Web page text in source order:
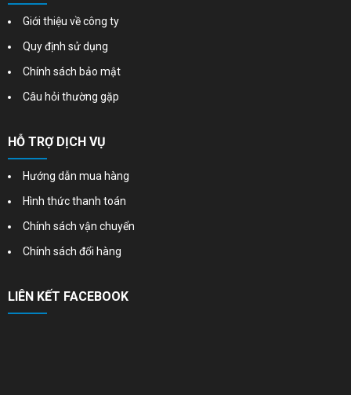
Giới thiệu về công ty
Quy định sử dụng
Chính sách bảo mật
Câu hỏi thường gặp
HỖ TRỢ DỊCH VỤ
Hướng dẫn mua hàng
Hình thức thanh toán
Chính sách vận chuyển
Chính sách đổi hàng
LIÊN KẾT FACEBOOK